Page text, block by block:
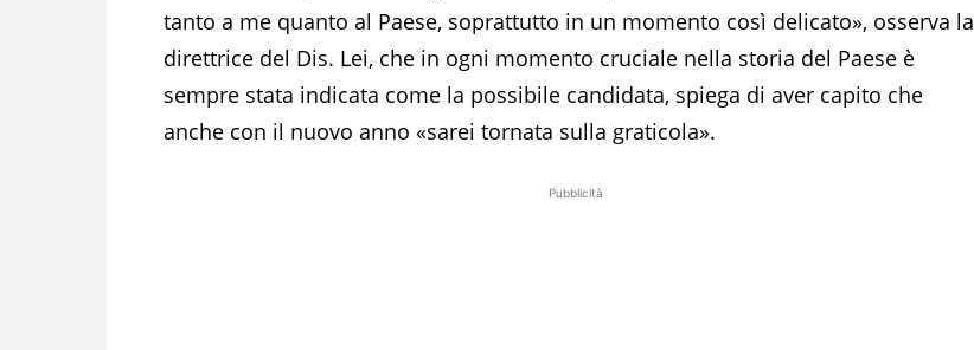
tanto a me quanto al Paese, soprattutto in un momento così delicato», osserva la
direttrice del Dis. Lei, che in ogni momento cruciale nella storia del Paese è
sempre stata indicata come la possibile candidata, spiega di aver capito che
anche con il nuovo anno «sarei tornata sulla graticola».
Pubblicità